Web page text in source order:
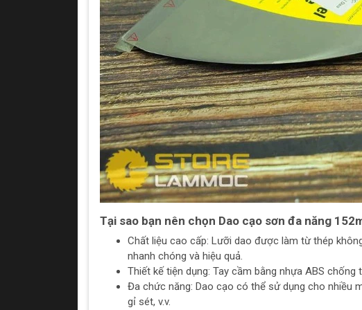
Tại sao bạn nên chọn Dao cạo sơn đa năng
Chất liệu cao cấp: Lưỡi dao được làm từ thép
nhanh chóng và hiệu quả.
Thiết kế tiện dụng: Tay cầm bằng nhựa ABS
Đa chức năng: Dao cạo có thể sử dụng cho nhiều
gỉ sét, v.v.